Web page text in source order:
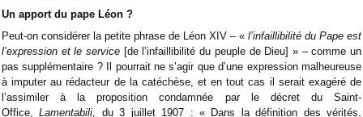
Un apport du pape Léon ?
Peut-on considérer la petite phrase de Léon XIV – « l’infaillibilité du Pape est
l’expression et le service [de l’infaillibilité du peuple de Dieu] » – comme un
pas supplémentaire ? Il pourrait ne s’agir que d’une expression malheureuse
à imputer au rédacteur de la catéchèse, et en tout cas il serait exagéré de
l’assimiler à la proposition condamnée par le décret du Saint-
Office,Lamentabili, du 3 juillet 1907 : « Dans la définition des vérités,